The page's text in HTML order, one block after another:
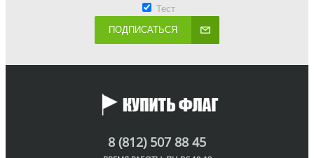
Тест
ПОДПИСАТЬСЯ
8 (812) 507 88 45